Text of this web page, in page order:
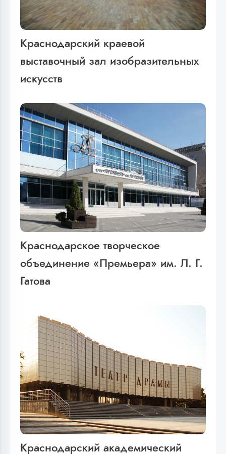
Краснодарский краевой
выставочный зал изобразительных
искусств
Краснодарское творческое
объединение «Премьера» им. Л. Г.
Гатова
Краснодарский академический